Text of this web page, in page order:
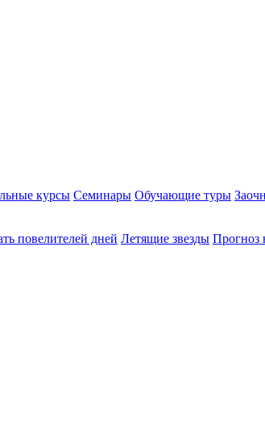
курсы Семинары Обучающие туры
повелителей дней Летящие звезды Прогноз